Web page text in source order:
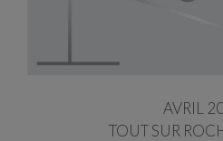
AVRIL
TOUT SUR